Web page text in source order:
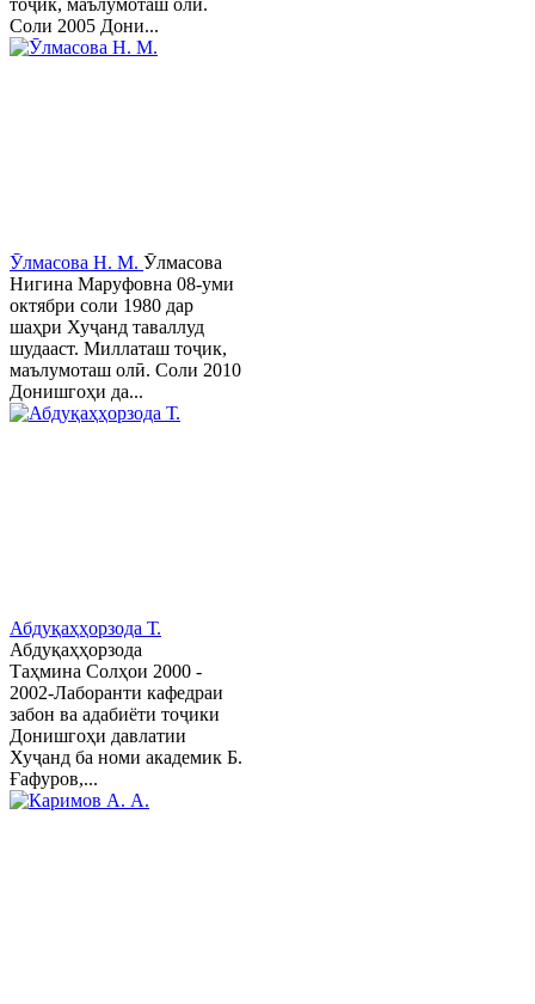
тоҷик, маълумоташ олӣ.
Соли 2005 Дони...
Ӯлмасова Н. М. Ӯлмасова
Нигина Маруфовна 08-уми
октябри соли 1980 дар
шаҳри Хуҷанд таваллуд
шудааст. Миллаташ тоҷик,
маълумоташ олӣ. Соли 2010
Донишгоҳи да...
Абдуқаҳҳорзода Т.
Абдуқаҳҳорзода
Таҳмина Солҳои 2000 -
2002-Лаборанти кафедраи
забон ва адабиёти тоҷики
Донишгоҳи давлатии
Хуҷанд ба номи академик Б.
Ғафуров,...